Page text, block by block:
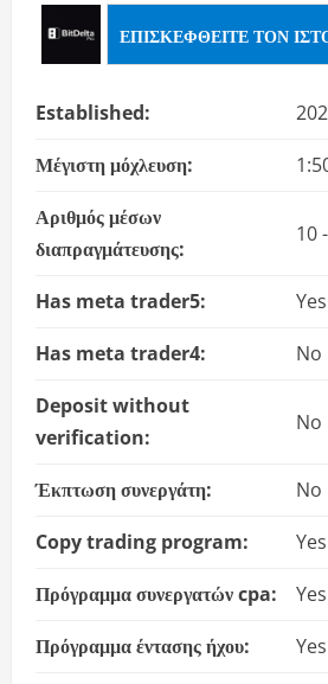
ΕΠΙΣΚΕΦΘΕΊΤΕ ΤΟΝ
Established:
Μέγιστη μόχλευση:
Αριθμός μέσων
διαπραγμάτευσης:
10
Has meta trader5:
Yes
Has meta trader4:
No
Deposit without
verification:
No
Έκπτωση συνεργάτη:
No
Copy trading program:
Yes
Πρόγραμμα συνεργατών cpa:
Yes
Πρόγραμμα έντασης ήχου:
Yes